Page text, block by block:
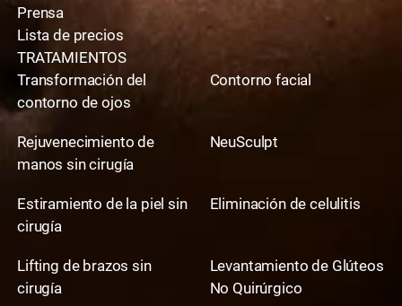
Prensa
Lista de precios
TRATAMIENTOS
Transformación del
contorno de ojos
Contorno facial
Rejuvenecimiento de
manos sin cirugía
NeuSculpt
Estiramiento de la piel sin
cirugía
Eliminación de celulitis
Lifting de brazos sin
cirugía
Levantamiento de Glúteos
No Quirúrgico